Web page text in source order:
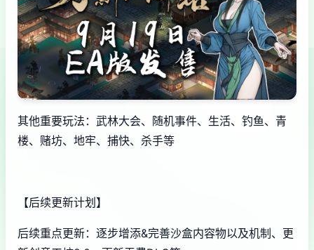
其他重要玩法：武林大会、随机事件、生活、钓鱼、青
楼、赌坊、地牢、捕快、杀手等
【后续更新计划】
后续重点更新：逐步增添&完善沙盒内容物以及机制、更